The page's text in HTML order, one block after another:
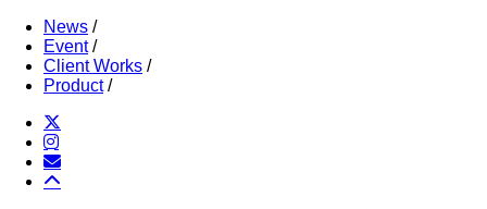
News /
Event/
Client Works /
Product/